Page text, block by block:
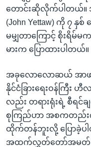
တောင်းဆိုလိုက်ပါတယ်။
(John Yettaw) ကို ၇
မမျှတာကြောင့် စိုးရိမ်
မားက ပြောထားပါတယ်။
အခုလောလောဆယ် အာ
နိုင်ငံခြားရေးဝန်ကြီး
လည်း တရားရုံးရဲ့ စီရင်ချ
စုကြည်ဟာ အစကတည်း
ထိုက်တန်ဘူးလို့ ပြောခဲ့
အထက်လွှတ်တော်အမတ် မ